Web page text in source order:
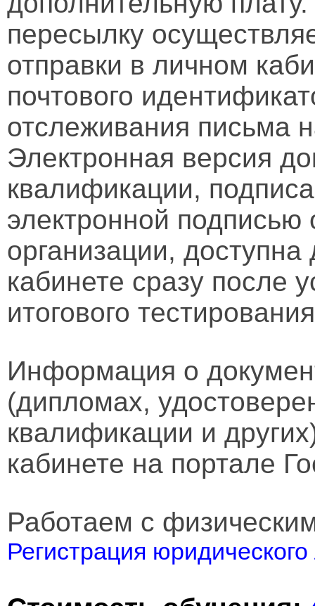
пересылку
отправки в личном
почтового
отслеживания письма
Электронная версия
квалификации,
электронной подписью
организации,
кабинете сразу после
итогового
Информация о
(дипломах,
квалификации и
кабинете на портале
Работаем с
Регистрация